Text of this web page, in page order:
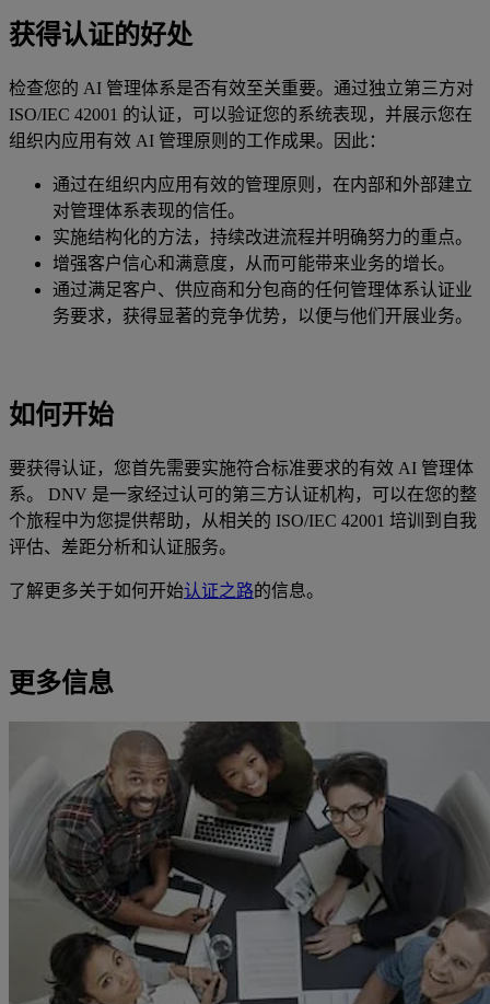
获得认证的好处
检查您的 AI 管理体系是否有效至关重要。通过独立第三方对
ISO/IEC 42001 的认证，可以验证您的系统表现，并展示您在
组织内应用有效 AI 管理原则的工作成果。因此：
通过在组织内应用有效的管理原则，在内部和外部建立
对管理体系表现的信任。
实施结构化的方法，持续改进流程并明确努力的重点。
增强客户信心和满意度，从而可能带来业务的增长。
通过满足客户、供应商和分包商的任何管理体系认证业
务要求，获得显著的竞争优势，以便与他们开展业务。
如何开始
要获得认证，您首先需要实施符合标准要求的有效 AI 管理体
系。 DNV 是一家经过认可的第三方认证机构，可以在您的整
个旅程中为您提供帮助，从相关的 ISO/IEC 42001 培训到自我
评估、差距分析和认证服务。
了解更多关于如何开始认证之路的信息。
更多信息